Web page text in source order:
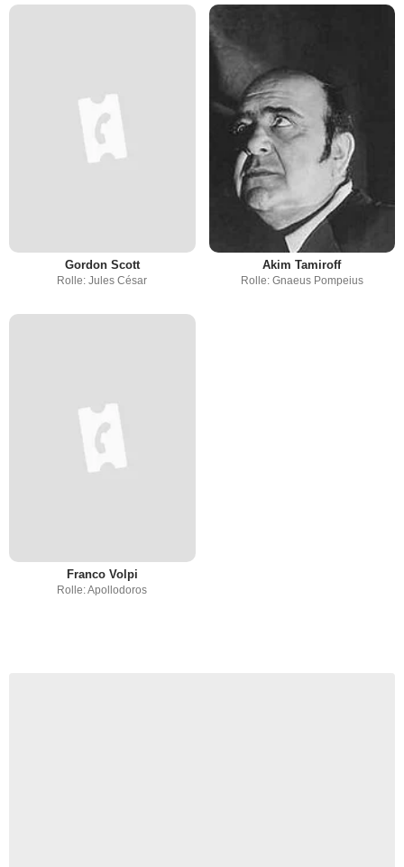
Gordon Scott
Rolle: Jules César
Akim Tamiroff
Rolle: Gnaeus Pompeius
Franco Volpi
Rolle: Apollodoros